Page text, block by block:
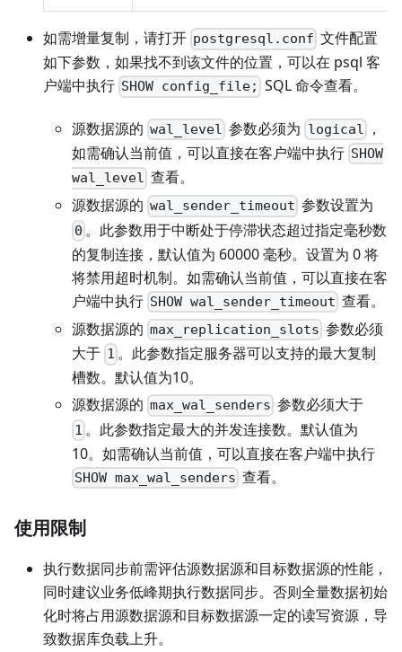
如需增量复制，请打开 postgresql.conf 文件配置
如下参数，如果找不到该文件的位置，可以在 psql 客
户端中执行 SHOW config_file; SQL 命令查看。
源数据源的 wal_level 参数必须为 logical ，
如需确认当前值，可以直接在客户端中执行 SHOW
wal_level 查看。
源数据源的 wal_sender_timeout 参数设置为
0 。此参数用于中断处于停滞状态超过指定毫秒数
的复制连接，默认值为 60000 毫秒。设置为 0 将
将禁用超时机制。如需确认当前值，可以直接在客
户端中执行 SHOW wal_sender_timeout 查看。
源数据源的 max_replication_slots 参数必须
大于 1 。此参数指定服务器可以支持的最大复制
槽数。默认值为10。
源数据源的 max_wal_senders 参数必须大于
1 。此参数指定最大的并发连接数。默认值为
10。如需确认当前值，可以直接在客户端中执行
SHOW max_wal_senders 查看。
使用限制
执行数据同步前需评估源数据源和目标数据源的性能，
同时建议业务低峰期执行数据同步。否则全量数据初始
化时将占用源数据源和目标数据源一定的读写资源，导
致数据库负载上升。